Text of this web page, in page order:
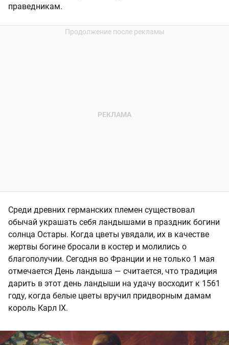
праведникам.
Среди древних германских племен существовал
обычай украшать себя ландышами в праздник богини
солнца Остары. Когда цветы увядали, их в качестве
жертвы богине бросали в костер и молились о
благополучии. Сегодня во Франции и не только 1 мая
отмечается День ландыша — считается, что традиция
дарить в этот день ландыши на удачу восходит к 1561
году, когда белые цветы вручил придворным дамам
король Карл IX.